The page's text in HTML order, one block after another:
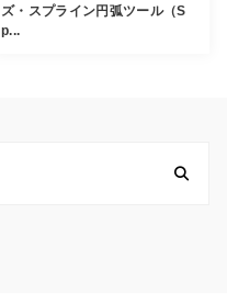
ズ・スプライン円弧ツール（S
p...